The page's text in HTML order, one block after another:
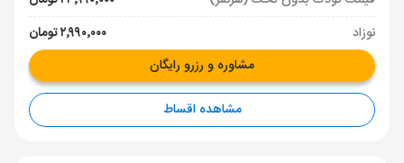
نوزاد
۲٬۹۹۰٬۰۰۰ تومان
مشاوره و رزرو رایگان
مشاهده اقساط